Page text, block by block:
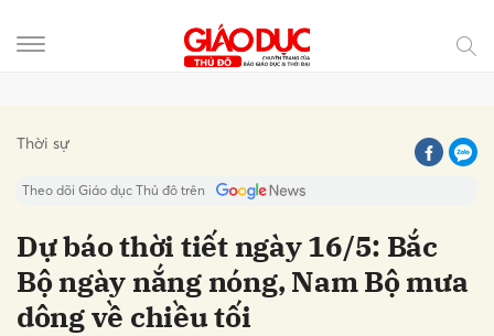
Thời sự
Theo dõi Giáo dục Thủ đô trên
Dự báo thời tiết ngày 16/5: Bắc
Bộ ngày nắng nóng, Nam Bộ mưa
dông về chiều tối